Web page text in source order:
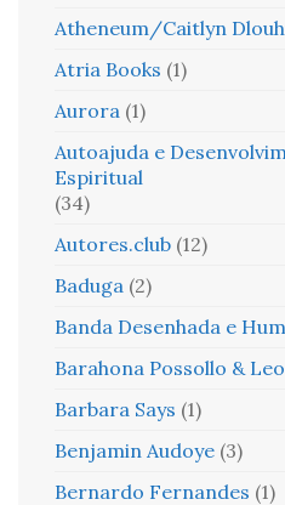
Atheneum/Caitlyn
Atria Books (1)
Aurora (1)
Autoajuda e
Espiritual
(34)
Autores.club (12)
Baduga (2)
Banda Desenhada e
Barahona Possollo &
Barbara Says (1)
Benjamin Audoye (3)
Bernardo Fernandes (1)